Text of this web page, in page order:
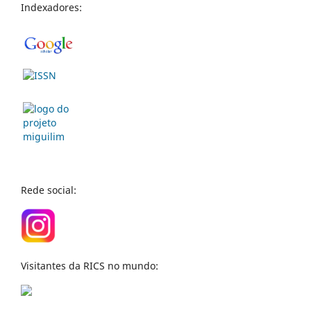
Indexadores:
Rede social:
Visitantes da RICS no mundo: